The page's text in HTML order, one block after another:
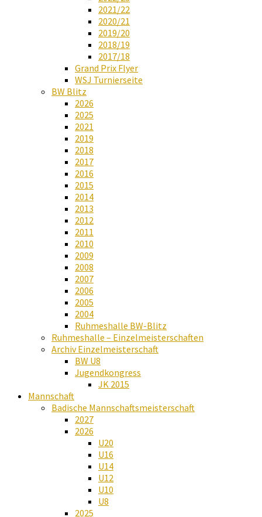
2021/22
2020/21
2019/20
2018/19
2017/18
Grand Prix Flyer
WSJ Turnierseite
BW Blitz
2026
2025
2021
2019
2018
2017
2016
2015
2014
2013
2012
2011
2010
2009
2008
2007
2006
2005
2004
Ruhmeshalle BW-Blitz
Ruhmeshalle – Einzelmeisterschaften
Archiv Einzelmeisterschaft
BW U8
Jugendkongress
JK 2015
Mannschaft
Badische Mannschaftsmeisterschaft
2027
2026
U20
U16
U14
U12
U10
U8
2025